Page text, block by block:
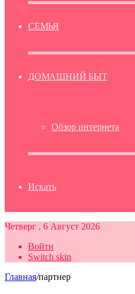
СЕМЬЯ
ДОМАШНИЙ БЫТ
Обзор интернета
Искать
Четверг , 6 Август 2026
Войти
Switch skin
Главная/партнер